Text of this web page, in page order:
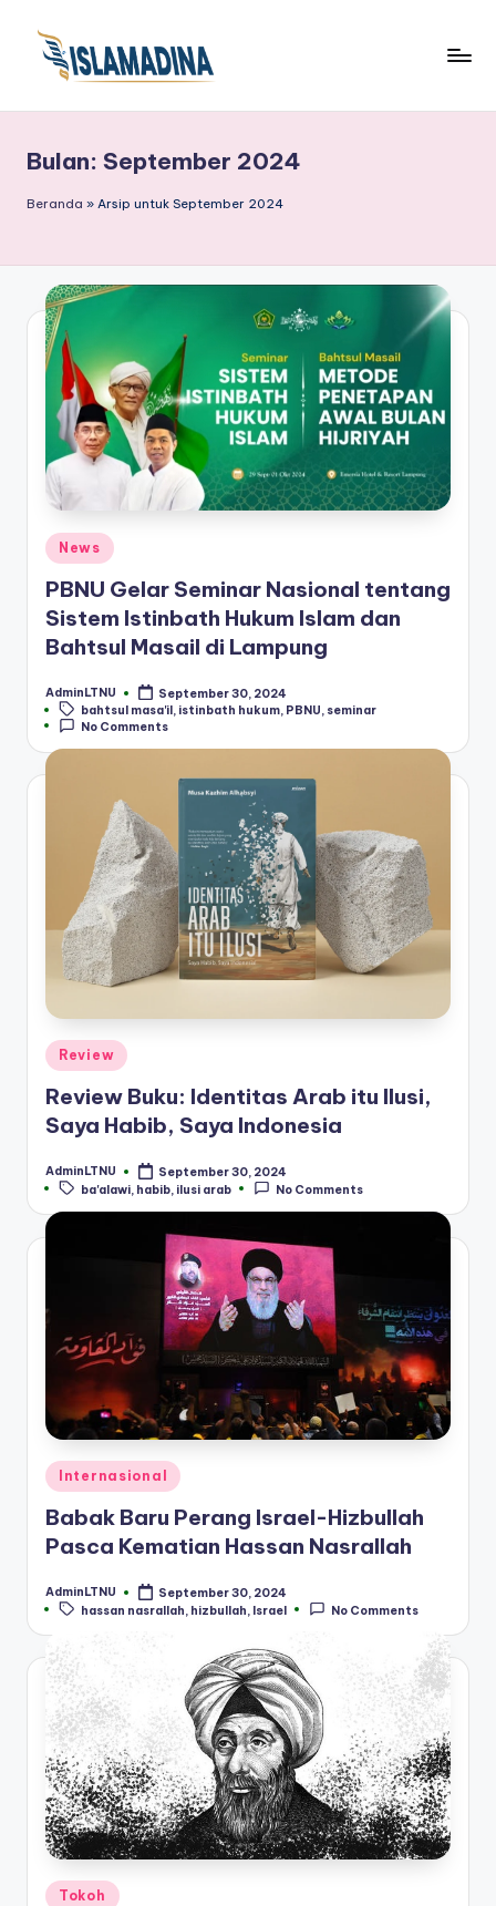
Bulan: September 2024
Beranda » Arsip untuk September 2024
Posted
in
News
PBNU Gelar Seminar Nasional tentang
Sistem Istinbath Hukum Islam dan
Bahtsul Masail di Lampung
Posted
by
AdminLTNU
September 30, 2024
Tags:bahtsul masa'il, istinbath hukum, PBNU, seminar
No Comments
Posted
in
Review
Review Buku: Identitas Arab itu Ilusi,
Saya Habib, Saya Indonesia
Posted
by
AdminLTNU September 30, 2024
Tags:
ba'alawi habib ilusi arab No Comments
Posted
in
Internasional
Babak Baru Perang Israel-Hizbullah
Pasca Kematian Hassan Nasrallah
Posted
by
AdminLTNU September 30, 2024
Tags:
hassan nasrallah hizbullah Israel No Comments
Posted
Tokoh